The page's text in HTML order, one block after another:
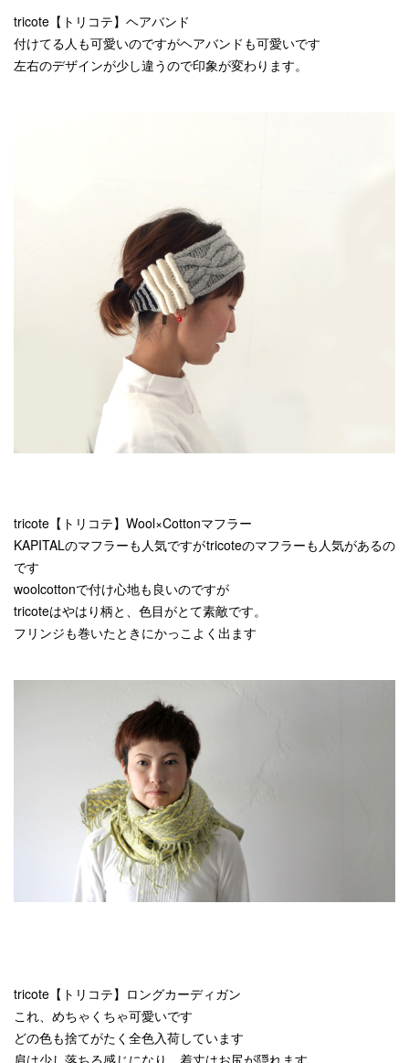
tricote【トリコテ】ヘアバンド
付けてる人も可愛いのですがヘアバンドも可愛いです
左右のデザインが少し違うので印象が変わります。
tricote【トリコテ】Wool×Cottonマフラー
KAPITALのマフラーも人気ですがtricoteのマフラーも人気があるの
です
woolcottonで付け心地も良いのですが
tricoteはやはり柄と、色目がとて素敵です。
フリンジも巻いたときにかっこよく出ます
tricote【トリコテ】ロングカーディガン
これ、めちゃくちゃ可愛いです
どの色も捨てがたく全色入荷しています